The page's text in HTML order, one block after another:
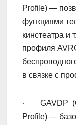
Profile) —
функциями
кинотеатра и
профиля
в связке с
· GAVDP
Profile) —